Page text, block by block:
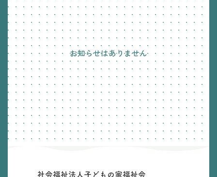
お知らせはありません
社会福祉法人子どもの家福祉会